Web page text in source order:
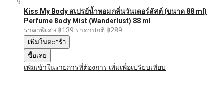
Kiss My Body สเปรย์น้ำหอม กลิ่นวันเดอร์ลัสต์ (ขนาด 88 ml)
Perfume Body Mist (Wanderlust) 88 ml
ราคาพิเศษ ฿139 ราคาปกติ ฿289
เพิ่มในตะกร้า
ซื้อเลย
เพิ่มเข้าในรายการที่ต้องการ เพิ่มเพื่อเปรียบเทียบ